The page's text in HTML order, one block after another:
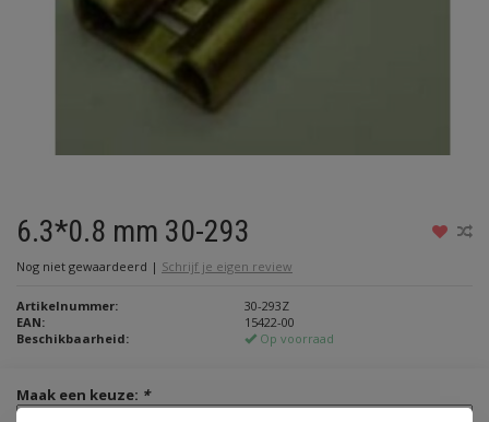
6.3*0.8 mm 30-293
Nog niet gewaardeerd | Schrijf je eigen review
Artikelnummer:
30-293Z
EAN:
15422-00
Beschikbaarheid:
Op voorraad
Maak een keuze: *